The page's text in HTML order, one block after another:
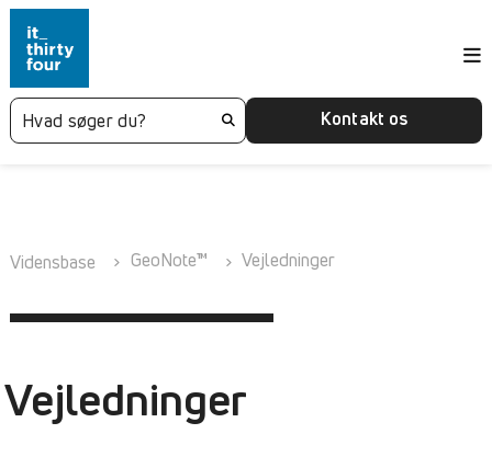
Kontakt os
Vidensbase GeoNote™ Vejledninger
Vejledninger